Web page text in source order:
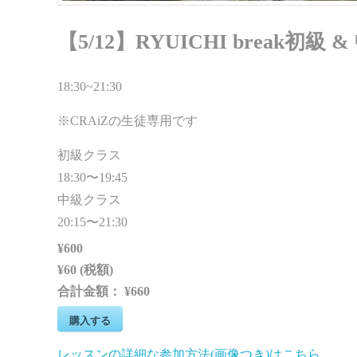
【5/12】RYUICHI break初級 &
18:30~21:30
※CRAiZの生徒専用です
初級クラス
18:30〜19:45
中級クラス
20:15〜21:30
¥600
¥60 (税額)
合計金額： ¥660
購入する